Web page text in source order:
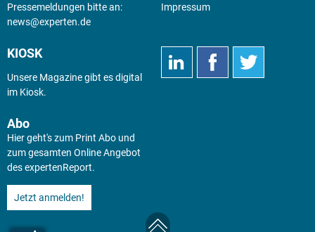
Pressemeldungen bitte an:
news@experten.de
Impressum
KIOSK
Unsere Magazine gibt es digital
im Kiosk.
Abo
Hier geht's zum Print Abo und
zum gesamten Online Angebot
des expertenReport.
Jetzt anmelden!